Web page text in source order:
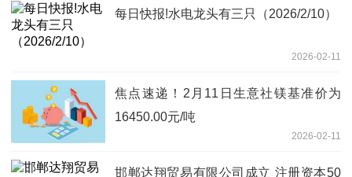
每日快报!水电龙头有三只（2026/2/10）
2026-02-11
焦点速递！2月11日生意社镁基准价为
16450.00元/吨
2026-02-11
邯郸达翔贸易有限公司成立 注册资本50